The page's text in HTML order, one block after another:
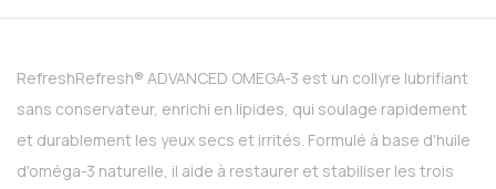
RefreshRefresh® ADVANCED OMEGA-3 est un collyre lubrifiant
sans conservateur, enrichi en lipides, qui soulage rapidement
et durablement les yeux secs et irrités. Formulé à base d'huile
d'oméga-3 naturelle, il aide à restaurer et stabiliser les trois